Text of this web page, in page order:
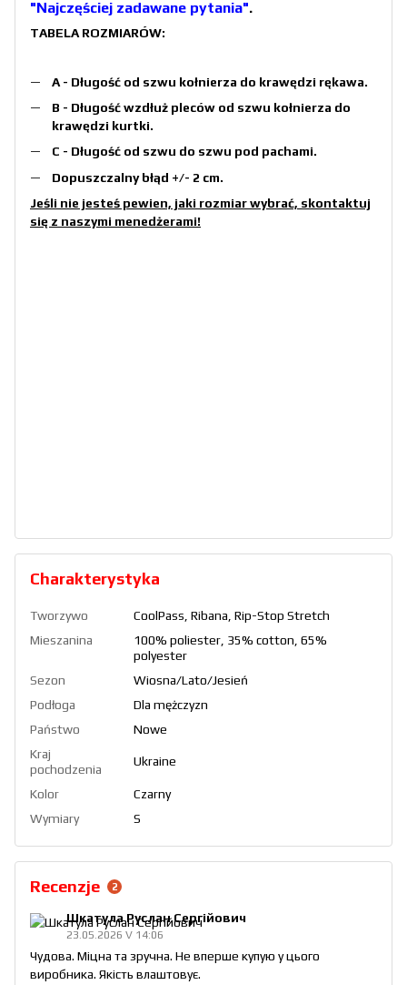
"Najczęściej zadawane pytania".
TABELA ROZMIARÓW:
A - Długość od szwu kołnierza do krawędzi rękawa.
B - Długość wzdłuż pleców od szwu kołnierza do
krawędzi kurtki.
C - Długość od szwu do szwu pod pachami.
Dopuszczalny błąd +/- 2 cm.
Jeśli nie jesteś pewien, jaki rozmiar wybrać, skontaktuj
się z naszymi menedżerami!
Charakterystyka
Tworzywo
CoolPass, Ribana, Rip-Stop Stretch
Mieszanina
100% poliester, 35% cotton, 65%
polyester
Sezon
Wiosna/Lato/Jesień
Podłoga
Dla mężczyzn
Państwo
Nowe
Kraj
pochodzenia
Ukraine
Kolor
Czarny
Wymiary
S
Recenzje 2
Шкатула Руслан Сергійович
23.05.2026 V 14:06
Чудова. Міцна та зручна. Не вперше купую у цього
виробника. Якість влаштовує.